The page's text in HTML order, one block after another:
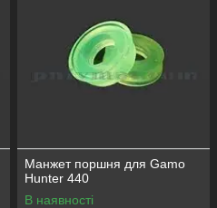
Манжет поршня для Gamo
Hunter 440
В наявності